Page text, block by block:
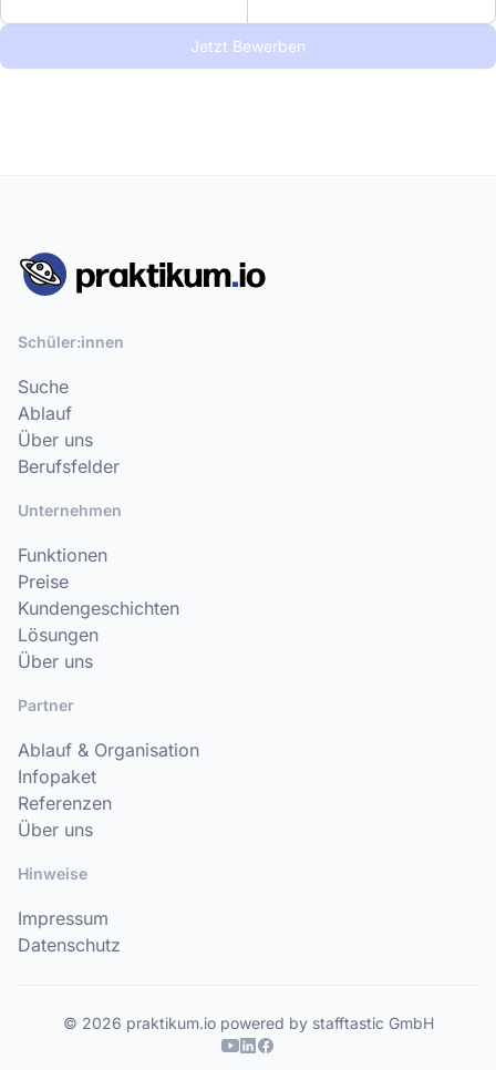
Jetzt Bewerben
Schüler:innen
Suche
Ablauf
Über uns
Berufsfelder
Unternehmen
Funktionen
Preise
Kundengeschichten
Lösungen
Über uns
Partner
Ablauf & Organisation
Infopaket
Referenzen
Über uns
Hinweise
Impressum
Datenschutz
© 2026 praktikum.io powered by stafftastic GmbH